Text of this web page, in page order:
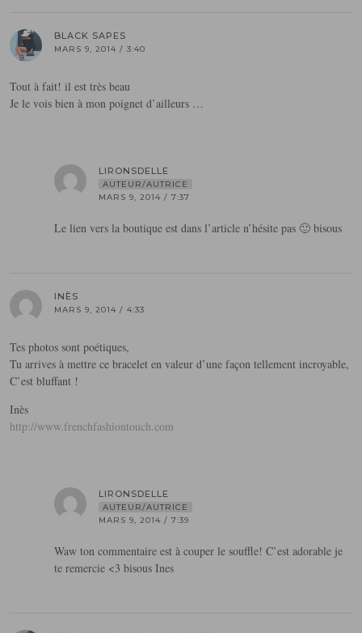
BLACK SAPES
MARS 9, 2014 / 3:40
Tout à fait! il est très beau
Je le vois bien à mon poignet d’ailleurs …
LIRONSDELLE
AUTEUR/AUTRICE
MARS 9, 2014 / 7:37
Le lien vers la boutique est dans l’article n’hésite pas 🙂 bisous
INÈS
MARS 9, 2014 / 4:33
Tes photos sont poétiques,
Tu arrives à mettre ce bracelet en valeur d’une façon tellement incroyable,
C’est bluffant !
Inès
http://www.frenchfashiontouch.com
LIRONSDELLE
AUTEUR/AUTRICE
MARS 9, 2014 / 7:39
Waw ton commentaire est à couper le souffle! C’est adorable je
te remercie <3 bisous Ines